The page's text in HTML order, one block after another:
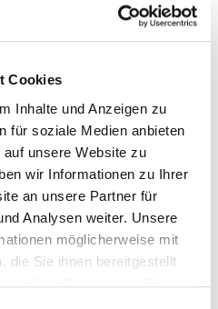
Cookies
Inhalte und Anzeigen zu
für soziale Medien anbieten
unsere Website zu
wir Informationen zu Ihrer
an unsere Partner für
Analysen weiter. Unsere
möglicherweise mit
die Sie ihnen bereitgestellt
und
auf 30 Tage Urlaub im
und Silvester. Alle
in Teilzeit absolviert werden.
gibt es ein hohes Maß
können
pro Jahr
und